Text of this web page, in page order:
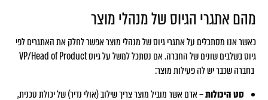
מהם אתגרי הגיוס של מנהלי מוצר
כאשר אנו מסתכלים על אתגרי גיוס של מנהלי מוצר אפשר לחלק את האתגרים לפי
גיוס בשלבים שונים של החברה. אם נסתכל למשל על גיוס VP/Head of Product
בחברה שכבר יש לה פעילות מוצר:
סט היכולות– אדם אשר מוביל מוצר צריך שילוב (אולי נדיר) של יכולת טכנית,